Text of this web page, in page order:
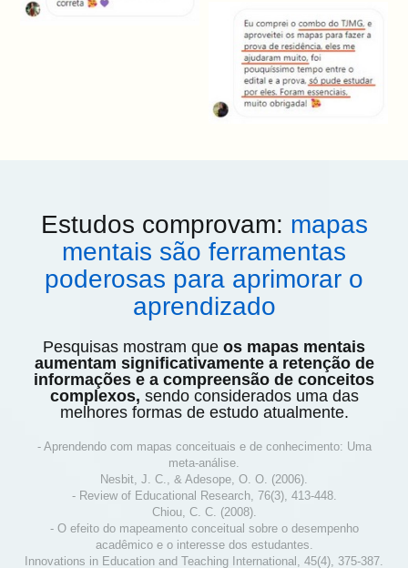
Estudos comprovam: mapas
mentais são ferramentas
poderosas para aprimorar o
aprendizado
Pesquisas mostram que os mapas mentais
aumentam significativamente a retenção de
informações e a compreensão de conceitos
complexos, sendo considerados uma das
melhores formas de estudo atualmente.
- Aprendendo com mapas conceituais e de conhecimento: Uma
meta-análise.
Nesbit, J. C., & Adesope, O. O. (2006).
- Review of Educational Research, 76(3), 413-448.
Chiou, C. C. (2008).
- O efeito do mapeamento conceitual sobre o desempenho
acadêmico e o interesse dos estudantes.
Innovations in Education and Teaching International, 45(4), 375-387.